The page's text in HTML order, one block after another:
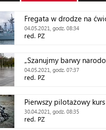
Fregata w drodze na
04.05.2021, godz. 08:34
red. PZ
„Szanujmy barwy
04.05.2021, godz. 07:37
red. PZ
Pierwszy pilotażowy kurs
30.04.2021, godz. 08:35
red. PZ